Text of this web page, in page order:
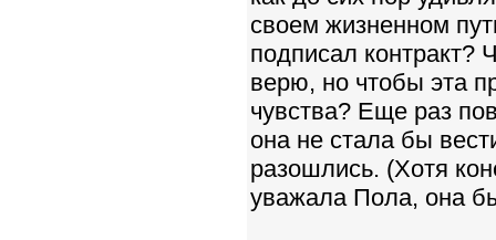
своем жизненном
подписал контракт?
верю, но чтобы эта
чувства? Еще раз
она не стала бы
разошлись. (Хотя
уважала Пола, она